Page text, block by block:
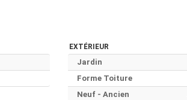
EXTÉRIEUR
Jardin
Forme Toiture
Neuf - Ancien